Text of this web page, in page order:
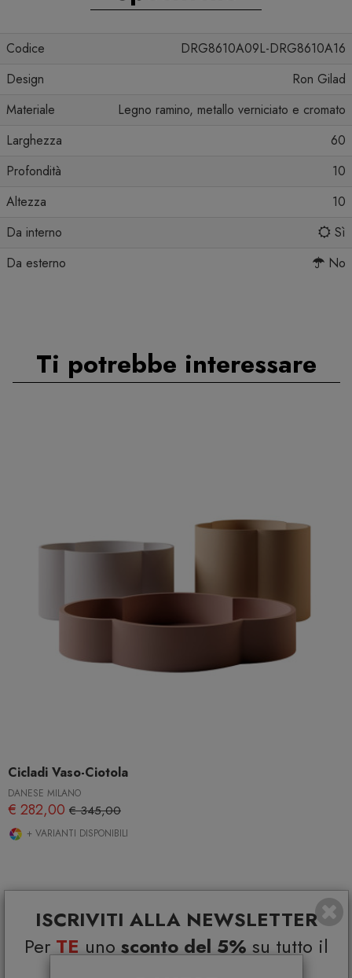
ISCRIVITI ALLA NEWSLETTER
Per TE uno sconto del 5% su tutto il
Codice
DRG8610A09L-DRG8610A16
Design
Ron Gilad
Materiale
Legno ramino, metallo verniciato e cromato
Larghezza
60
Profondità
10
Altezza
10
Da interno
Sì
Da esterno
No
Ti potrebbe interessare
Cicladi Vaso-Ciotola
DANESE MILANO
€ 282,00 € 345,00
+ VARIANTI DISPONIBILI